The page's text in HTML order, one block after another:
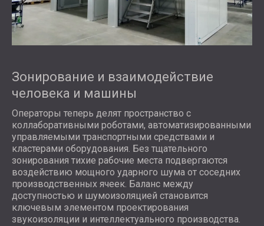
Зонирование и взаимодействие
человека и машины
Операторы теперь делят пространство с
коллаборативными роботами, автоматизированными
управляемыми транспортными средствами и
кластерами оборудования. Без тщательного
зонирования тихие рабочие места подвергаются
воздействию мощного ударного шума от соседних
производственных ячеек. Баланс между
доступностью и шумоизоляцией становится
ключевым элементом проектирования
звукоизоляции и интеллектуального производства.